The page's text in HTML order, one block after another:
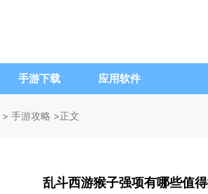
手游下载 应用软件
> 手游攻略 >正文
乱斗西游猴子强项有哪些值